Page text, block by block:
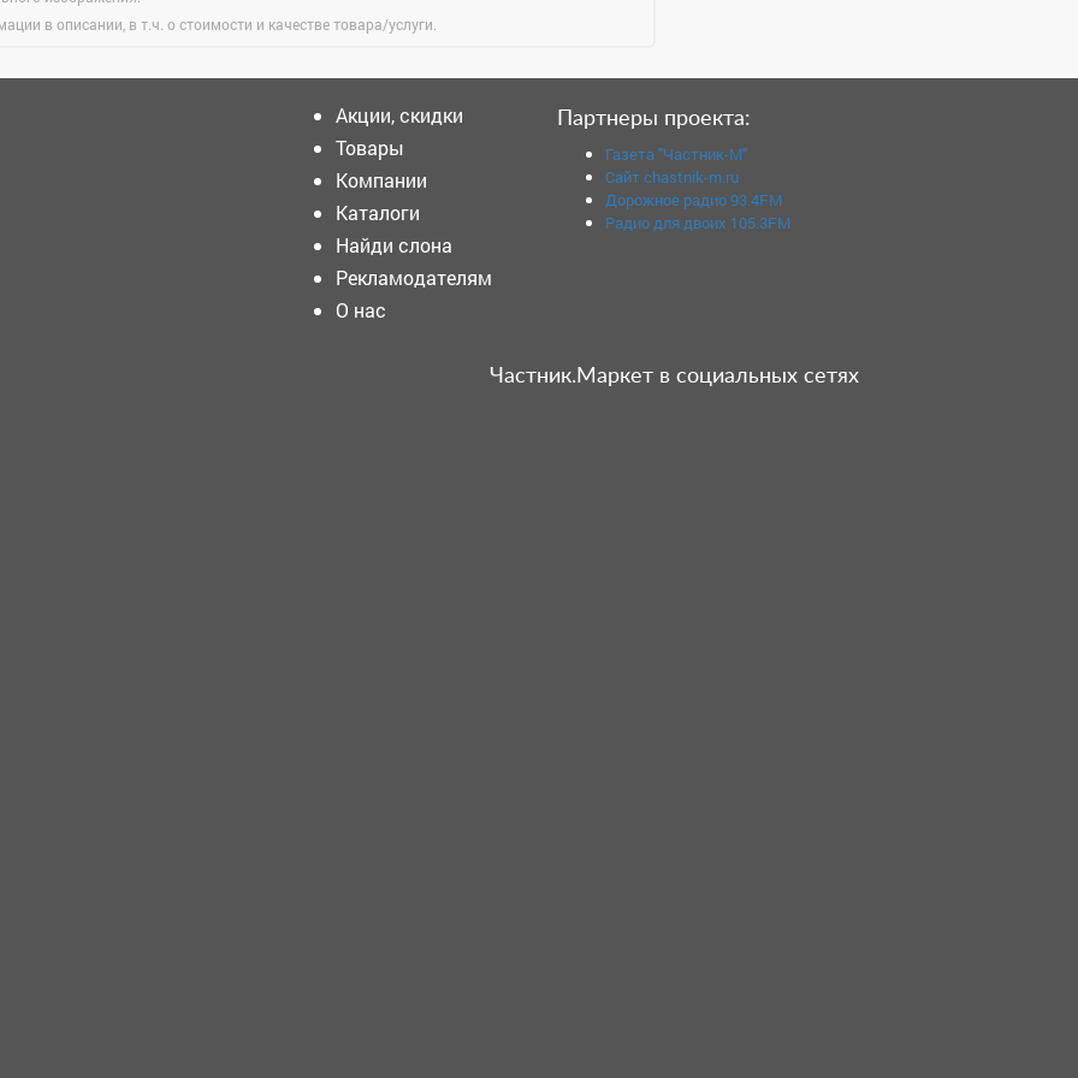
в описании, в т.ч. о стоимости и качестве товара/услуги.
Акции, скидки
Товары
Компании
Каталоги
Найди слона
Рекламодателям
О нас
Партнеры проекта:
Газета "Частник-М"
Сайт chastnik-m.ru
Дорожное радио 93.4FM
Радио для двоих 105.3FM
Частник.Маркет в социальных сетях